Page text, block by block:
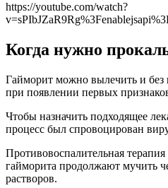
https://youtube.com/watch?
Когда нужно
Гайморит можно вылечить и без
при появлении первых
Чтобы назначить подходящее
процесс был спровоцирован
Противовоспалительная
гайморита продолжают мучить
растворов.